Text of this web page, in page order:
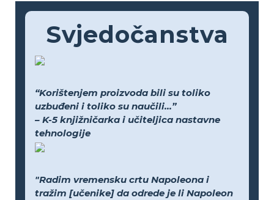
Svjedočanstva
“Korištenjem proizvoda bili su toliko
uzbuđeni i toliko su naučili...”
– K-5 knjižničarka i učiteljica nastavne
tehnologije
"Radim vremensku crtu Napoleona i
tražim [učenike] da odrede je li Napoleon